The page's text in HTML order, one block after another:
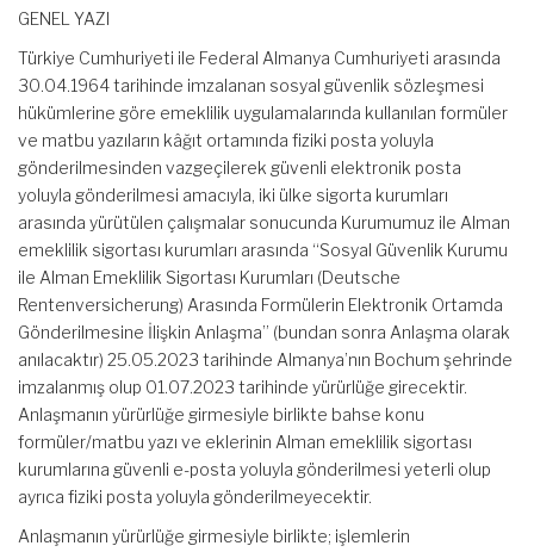
GENEL YAZI
Türkiye Cumhuriyeti ile Federal Almanya Cumhuriyeti arasında
30.04.1964 tarihinde imzalanan sosyal güvenlik sözleşmesi
hükümlerine göre emeklilik uygulamalarında kullanılan formüler
ve matbu yazıların kâğıt ortamında fiziki posta yoluyla
gönderilmesinden vazgeçilerek güvenli elektronik posta
yoluyla gönderilmesi amacıyla, iki ülke sigorta kurumları
arasında yürütülen çalışmalar sonucunda Kurumumuz ile Alman
emeklilik sigortası kurumları arasında “Sosyal Güvenlik Kurumu
ile Alman Emeklilik Sigortası Kurumları (Deutsche
Rentenversicherung) Arasında Formülerin Elektronik Ortamda
Gönderilmesine İlişkin Anlaşma” (bundan sonra Anlaşma olarak
anılacaktır) 25.05.2023 tarihinde Almanya’nın Bochum şehrinde
imzalanmış olup 01.07.2023 tarihinde yürürlüğe girecektir.
Anlaşmanın yürürlüğe girmesiyle birlikte bahse konu
formüler/matbu yazı ve eklerinin Alman emeklilik sigortası
kurumlarına güvenli e-posta yoluyla gönderilmesi yeterli olup
ayrıca fiziki posta yoluyla gönderilmeyecektir.
Anlaşmanın yürürlüğe girmesiyle birlikte; işlemlerin